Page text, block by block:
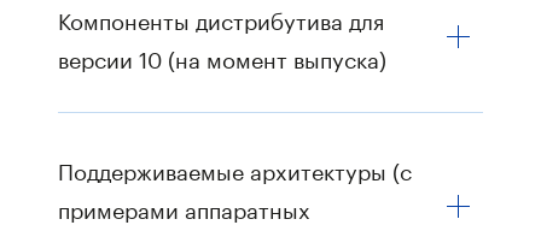
Компоненты дистрибутива для
версии 10 (на момент выпуска)
Поддерживаемые архитектуры (с
примерами аппаратных